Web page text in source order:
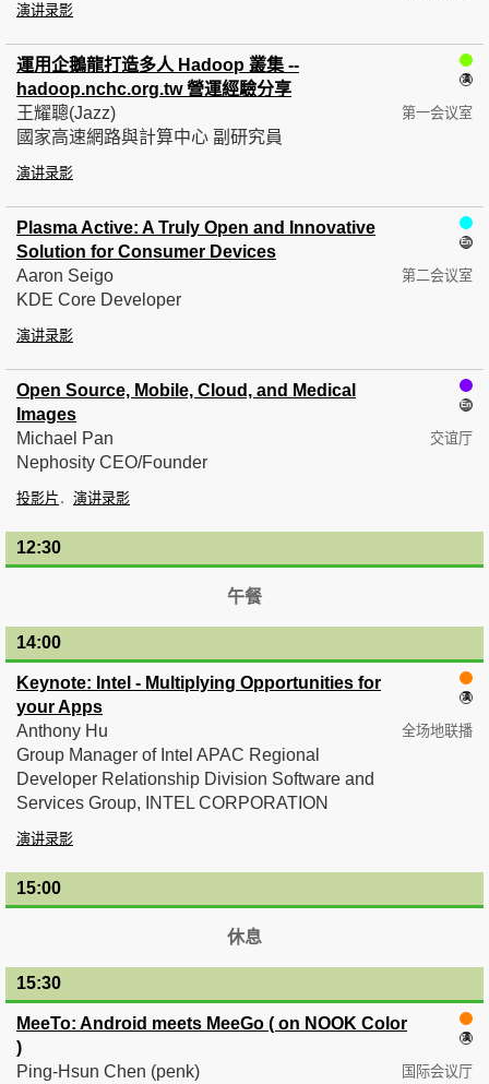
演讲录影
運用企鵝龍打造多人 Hadoop 叢集 --
hadoop.nchc.org.tw 營運經驗分享
第一会议室
王耀聰(Jazz)
國家高速網路與計算中心 副研究員
演讲录影
Plasma Active: A Truly Open and Innovative
Solution for Consumer Devices
第二会议室
Aaron Seigo
KDE Core Developer
演讲录影
Open Source, Mobile, Cloud, and Medical
Images
交谊厅
Michael Pan
Nephosity CEO/Founder
投影片 演讲录影
12:30
午餐
14:00
Keynote: Intel - Multiplying Opportunities for
your Apps
全场地联播
Anthony Hu
Group Manager of Intel APAC Regional
Developer Relationship Division Software and
Services Group, INTEL CORPORATION
演讲录影
15:00
休息
15:30
MeeTo: Android meets MeeGo ( on NOOK Color
)
国际会议厅
Ping-Hsun Chen (penk)